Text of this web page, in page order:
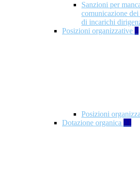
Sanzioni per
comunicazione
di incarichi
Posizioni organizzative 1
Posizioni
Dotazione organica 21